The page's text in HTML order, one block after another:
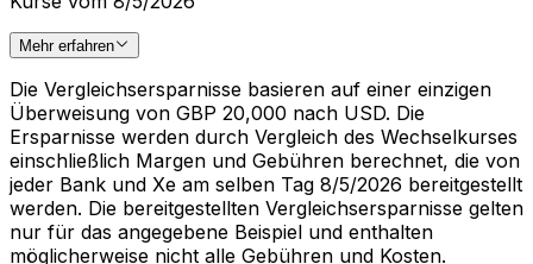
Mehr erfahren
Die Vergleichsersparnisse basieren auf einer einzigen
Überweisung von GBP 20,000 nach USD. Die
Ersparnisse werden durch Vergleich des Wechselkurses
einschließlich Margen und Gebühren berechnet, die von
jeder Bank und Xe am selben Tag 8/5/2026 bereitgestellt
werden. Die bereitgestellten Vergleichsersparnisse gelten
nur für das angegebene Beispiel und enthalten
möglicherweise nicht alle Gebühren und Kosten.